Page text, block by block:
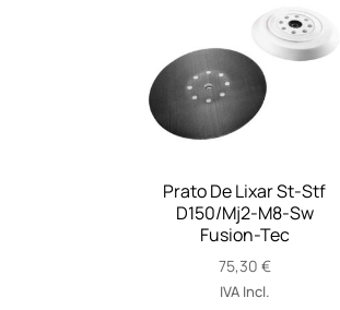
Prato De Lixar St-Stf
D150/Mj2-M8-Sw
Fusion-Tec
75,30 €
IVA Incl.